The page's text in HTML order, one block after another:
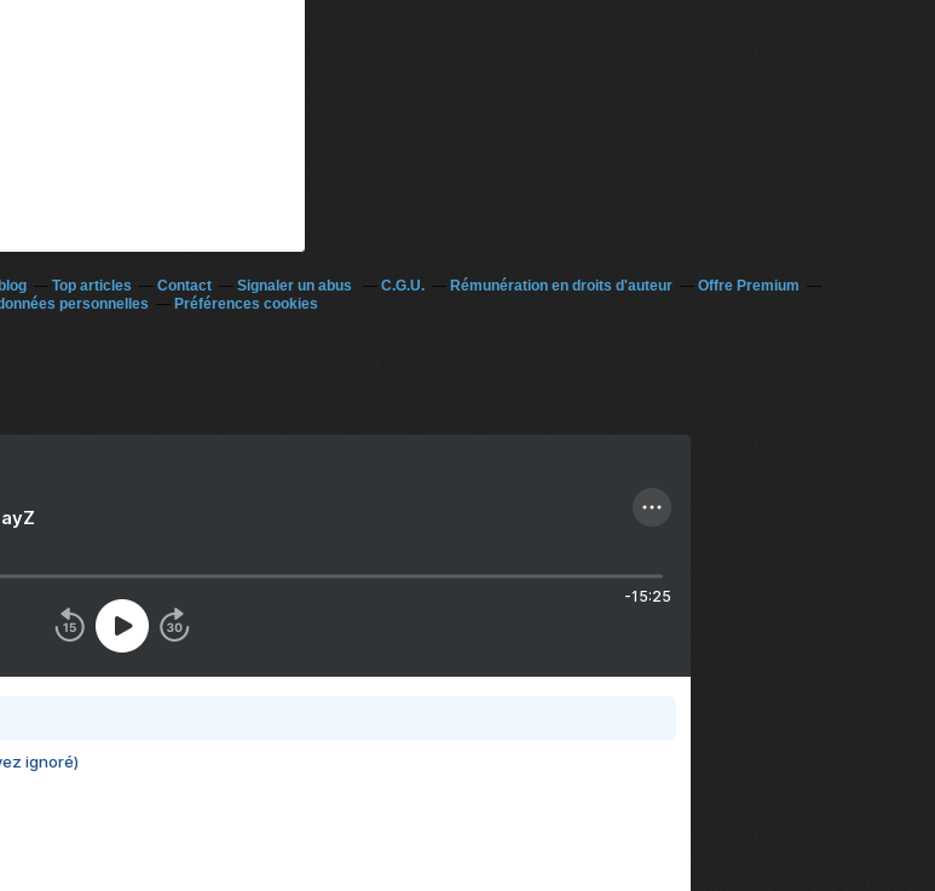
Top articles Contact Signaler un abus C.G.U. Rémunération en droits d'auteur
Offre Premium
personnelles
Préférences cookies
-15:25
ignoré)